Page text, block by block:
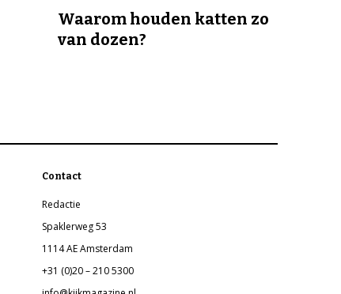
Waarom houden katten zo
van dozen?
Contact
Redactie
Spaklerweg 53
1114 AE Amsterdam
+31 (0)20 – 210 5300